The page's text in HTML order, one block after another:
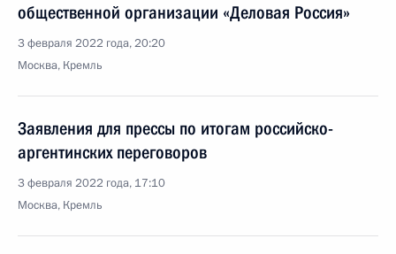
общественной организации «Деловая Россия»
3 февраля 2022 года, 20:20
Москва, Кремль
Заявления для прессы по итогам российско-
аргентинских переговоров
3 февраля 2022 года, 17:10
Москва, Кремль